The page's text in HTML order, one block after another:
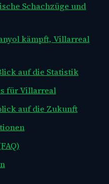
Schachzüge und
kämpft, Villarreal
auf die Statistik
für Villarreal
auf die Zukunft